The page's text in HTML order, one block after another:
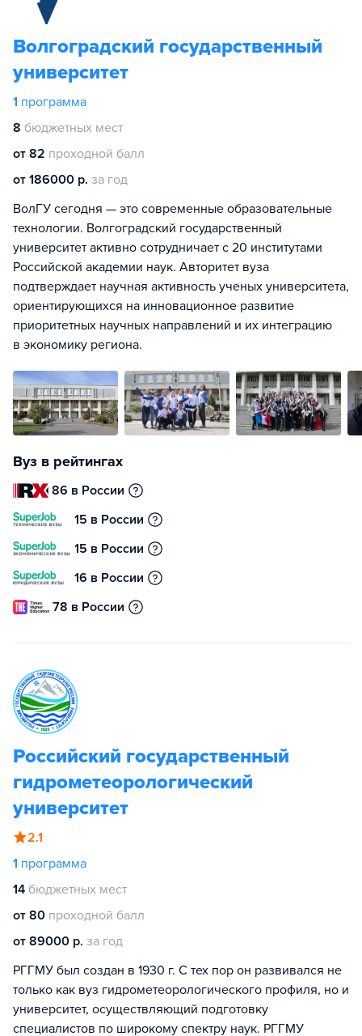
Волгоградский государственный
университет
1 программа
8 бюджетных мест
от 82 проходной балл
от 186000 р. за год
ВолГУ сегодня — это современные образовательные
технологии. Волгоградский государственный
университет активно сотрудничает с 20 институтами
Российской академии наук. Авторитет вуза
подтверждает научная активность ученых университета,
ориентирующихся на инновационное развитие
приоритетных научных направлений и их интеграцию
в экономику региона.
Вуз в рейтингах
86 в России
15 в России
15 в России
16 в России
78 в России
Российский государственный
гидрометеорологический
университет
2.1
1 программа
14 бюджетных мест
от 80 проходной балл
от 89000 р. за год
РГГМУ был создан в 1930 г. С тех пор он развивался не
только как вуз гидрометеорологического профиля, но и
университет, осуществляющий подготовку
специалистов по широкому спектру наук. РГГМУ